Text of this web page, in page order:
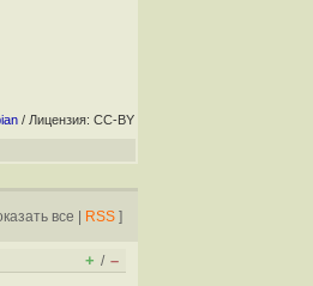
/ Лицензия: CC-BY
все | RSS ]
+ / –